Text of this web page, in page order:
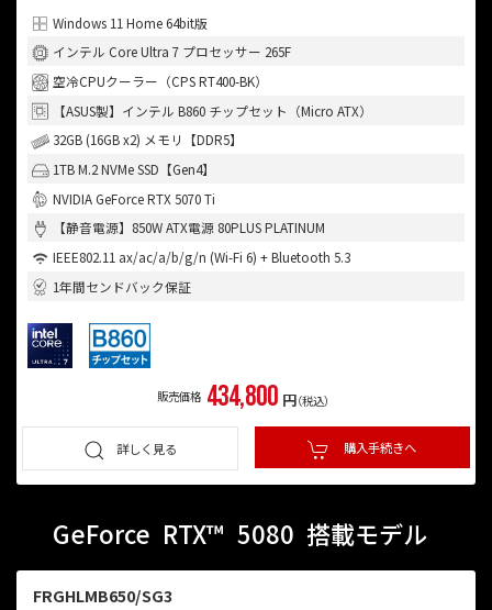
Windows 11 Home 64bit版
インテル Core Ultra 7 プロセッサー 265F
空冷CPUクーラー（CPS RT400-BK）
【ASUS製】インテル B860 チップセット（Micro ATX）
32GB (16GB x2) メモリ【DDR5】
1TB M.2 NVMe SSD【Gen4】
NVIDIA GeForce RTX 5070 Ti
【静音電源】850W ATX電源 80PLUS PLATINUM
IEEE802.11 ax/ac/a/b/g/n (Wi-Fi 6) + Bluetooth 5.3
1年間センドバック保証
販売価格 434,800 円（税込）
詳しく見る 購入手続きへ
GeForce RTX™ 5080 搭載モデル
FRGHLMB650/SG3